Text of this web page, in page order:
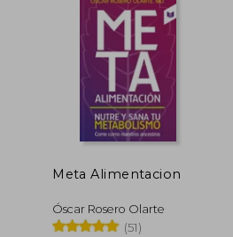
45%
dcto.
Meta Alimentacion
Óscar Rosero Olarte
(51)